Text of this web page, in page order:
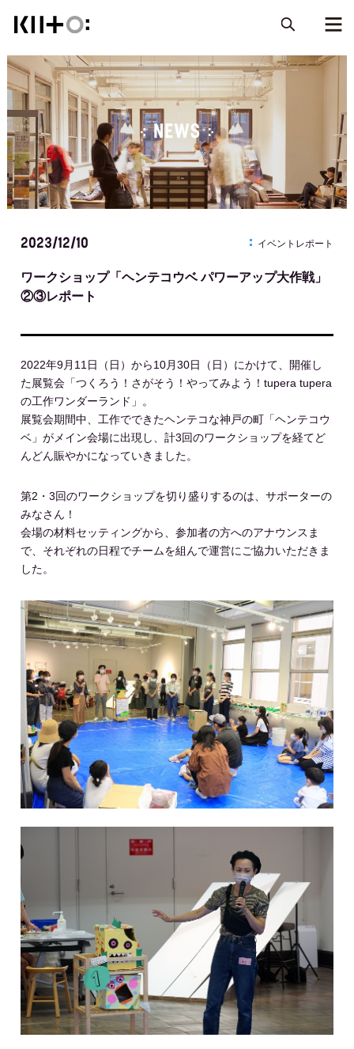
NEWS
2023/12/10 イベントレポート
ワークショップ「ヘンテコウベ パワーアップ大作戦」
②③レポート
2022年9月11日（日）から10月30日（日）にかけて、開催し
た展覧会「つくろう！さがそう！やってみよう！tupera tupera
の工作ワンダーランド」。
展覧会期間中、工作でできたヘンテコな神戸の町「ヘンテコウ
ベ」がメイン会場に出現し、計3回のワークショップを経てど
んどん賑やかになっていきました。
第2・3回のワークショップを切り盛りするのは、サポーターの
みなさん！
会場の材料セッティングから、参加者の方へのアナウンスま
で、それぞれの日程でチームを組んで運営にご協力いただきま
した。